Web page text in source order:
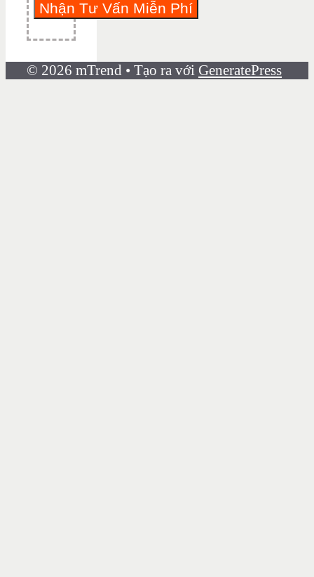
© 2026 mTrend • Tạo ra với GeneratePress